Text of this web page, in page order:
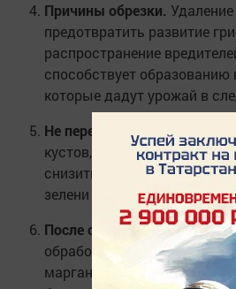
Причины обрезки.
предотвратить развитие
распространение
способствует образованию
которые дадут урожай в
Не переусердствуйте.
кустов, так как это может
снизить урожайность.
зелени для фотосинтеза.
После обрезки.После
обработать кусты слабым
марганцовки или